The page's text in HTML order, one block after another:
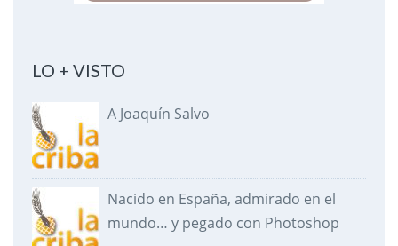
LO + VISTO
A Joaquín Salvo
Nacido en España, admirado en el
mundo… y pegado con Photoshop